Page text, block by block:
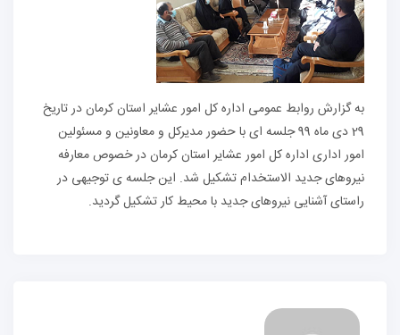
به گزارش روابط عمومی اداره کل امور عشایر استان کرمان در تاریخ
29 دی ماه 99 جلسه ای با حضور مدیرکل و معاونین و مسئولین
امور اداری اداره کل امور عشایر استان کرمان در خصوص معارفه
نیروهای جدید الاستخدام تشکیل شد. این جلسه ی توجیهی در
راستای آشنایی نیروهای جدید با محیط کار تشکیل گردید.